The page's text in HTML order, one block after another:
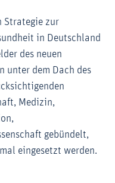
Strategie zur
in Deutschland
des neuen
unter dem Dach des
Medizin,
gebündelt,
eingesetzt werden.